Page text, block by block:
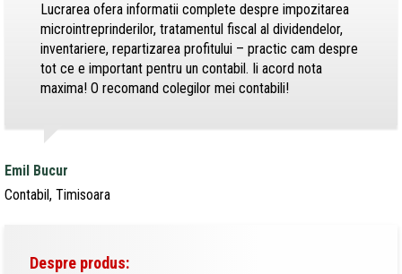
Lucrarea ofera informatii complete despre impozitarea
microintreprinderilor, tratamentul fiscal al dividendelor,
inventariere, repartizarea profitului – practic cam despre
tot ce e important pentru un contabil. Ii acord nota
maxima! O recomand colegilor mei contabili!
Emil Bucur
Contabil, Timisoara
Despre produs: